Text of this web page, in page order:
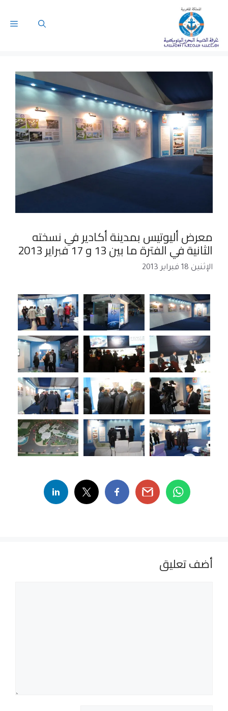
معرض أليوتيس بمدينة أكادير في نسخته
الثانية في الفترة ما بين 13 و 17 فبراير 2013
الإثنين 18 فبراير 2013
أضف تعليق